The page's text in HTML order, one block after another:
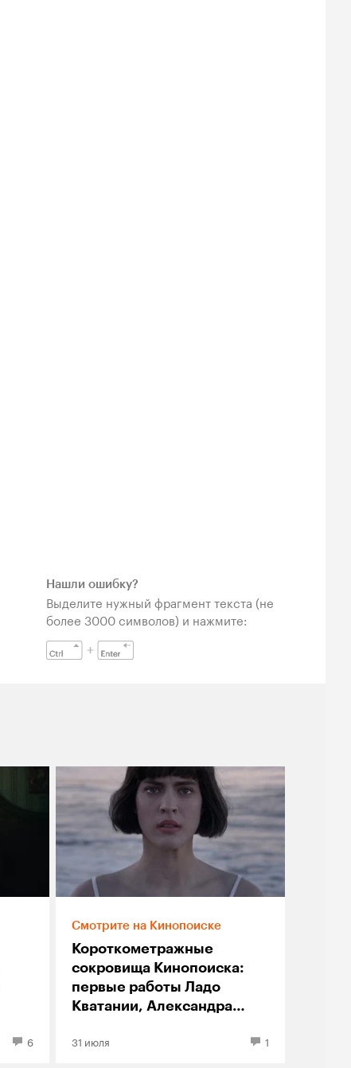
Нашли ошибку?
Выделите нужный фрагмент текста (не
более 3000 символов) и нажмите:
6
Смотрите на Кинопоиске
Короткометражные
сокровища Кинопоиска:
первые работы Ладо
Кватании, Александра
современных режиссеров
31 июля 1